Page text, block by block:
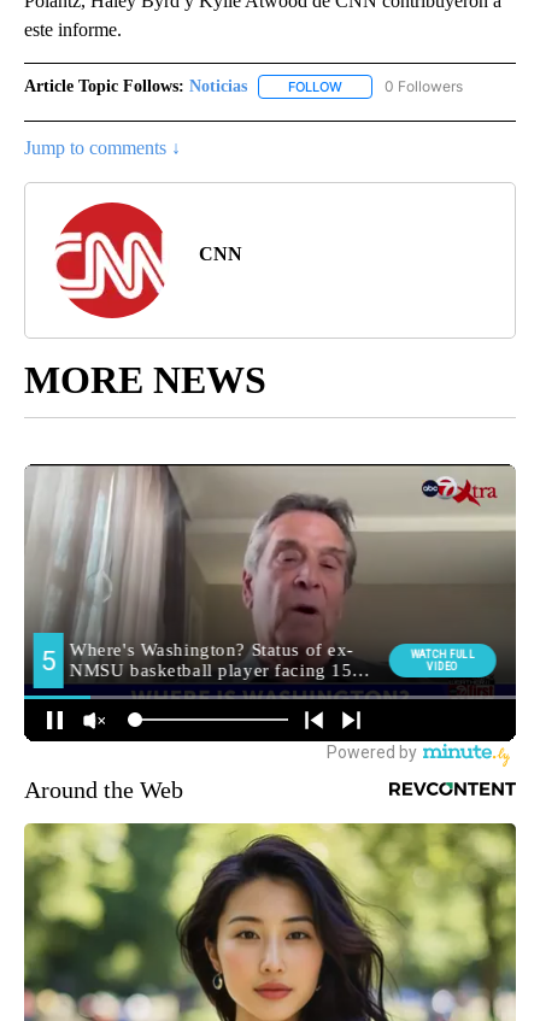
este informe.
Article Topic Follows: Noticias FOLLOW FOLLOW "NOTICIAS" TO
0 Followers
Jump to comments ↓
CNN
MORE NEWS
Around the Web